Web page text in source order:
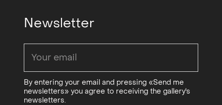
Sosial kritikk har alltid vært en viktig
del av Heskes kunstnerskap. I sin
publiserte notatbok fra 1970-tallet
skriver hun om bruken av
dukkehodet i sin kunst at «jeg prøver
å påvise det absurde i vår situasjon i
Newsletter
By entering your email and pressing «Send me
newsletters» you agree to receiving the gallery's
newsletters.